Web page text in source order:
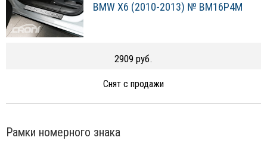
BMW X6 (2010-2013) № BM16P4M
2909 руб.
Снят с продажи
Рамки номерного знака